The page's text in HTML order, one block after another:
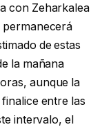
con Zeharkalea
permanecerá
de estas
la mañana
aunque la
entre las
intervalo, el